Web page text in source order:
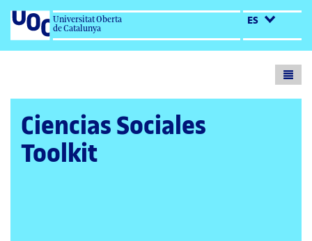
Universitat Oberta
de Catalunya
ES
Ciencias Sociales
Toolkit